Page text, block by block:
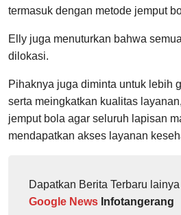
termasuk dengan metode jemput
Elly juga menuturkan bahwa
dilokasi.
Pihaknya juga diminta untuk lebih
serta meingkatkan kualitas
jemput bola agar seluruh lapisan
mendapatkan akses layanan
Dapatkan Berita Terbaru
Google News Infotangerang